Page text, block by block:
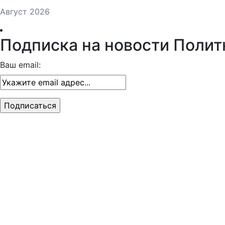
Август 2026
Подписка на новости
Ваш email: